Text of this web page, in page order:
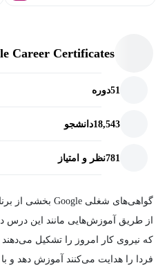
Career Certificates
51دوره
18,543دانشجو
781نظر و امتیاز
از طریق آموزش‌هایی مانند این
که نیروی کار امروز را تشکیل
فردا را هدایت می‌کنند آموزش دهد و